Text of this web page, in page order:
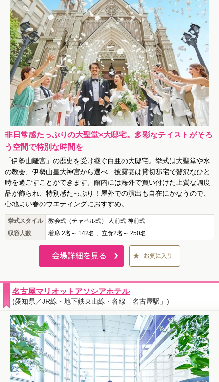
非日常感たっぷりの大聖堂×大邸宅。多彩なテイストがそろ
う空間で特別な時間を
「伊勢山離宮」の歴史を受け継ぐ白亜の大邸宅。挙式は大聖堂や水
の教会、伊勢山皇大神宮から選べ、披露宴は貸切邸宅で贅沢なひと
時を過ごすことができます。館内には海外で買い付けた上質な調度
品が飾られ、特別感たっぷり！屋外での演出も自在にかなうので、
心地よい春のウエディングにおすすめ。
挙式スタイル
教会式（チャペル式） 人前式 神前式
収容人数
着席 2名～ 142名 、立食2名～ 250名
名古屋マリオットアソシアホテル
(愛知県／JR線・地下鉄東山線・各線「名古屋駅」)